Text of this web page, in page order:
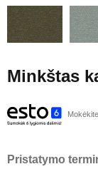
Minkštas
Pristatymo